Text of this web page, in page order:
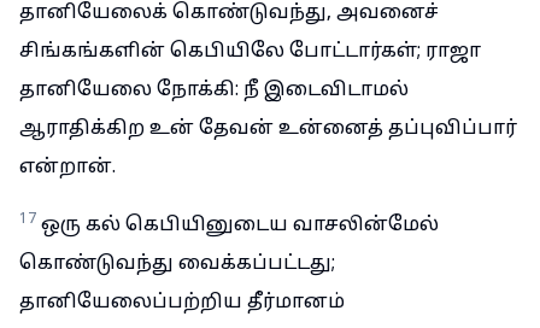
தானியேலைக் கொண்டுவந்து, அவனைச்
சிங்கங்களின் கெபியிலே போட்டார்கள்; ராஜா
தானியேலை நோக்கி: நீ இடைவிடாமல்
ஆராதிக்கிற உன் தேவன் உன்னைத் தப்புவிப்பார்
என்றான்.
17 ஒரு கல் கெபியினுடைய வாசலின்மேல்
கொண்டுவந்து வைக்கப்பட்டது;
தானியேலைப்பற்றிய தீர்மானம்